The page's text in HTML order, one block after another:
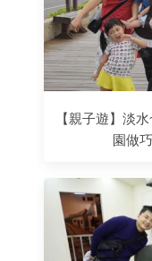
【親子遊】淡
園做